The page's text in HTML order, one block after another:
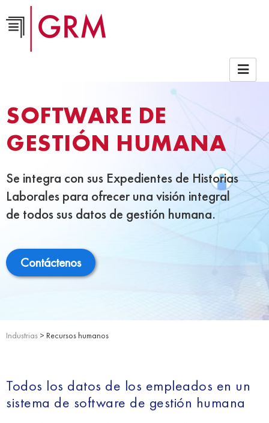
SOFTWARE DE
GESTIÓN HUMANA
Se integra con sus Expedientes de Historias
Laborales para ofrecer una visión integral
de todos sus datos de gestión humana.
Contáctenos
Industrias > Recursos humanos
Todos los datos de los empleados en un
sistema de software de gestión humana